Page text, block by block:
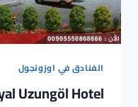
الفنادق في اوزونجول
Uzungöl Hotel